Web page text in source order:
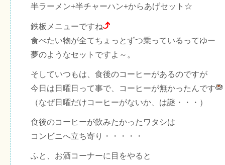
半ラーメン+半チャーハン+からあげセット☆
鉄板メニューですね
食べたい物が全てちょっとずつ乗っているってゆー
夢のようなセットですよ～。
そしていつもは、食後のコーヒーがあるのですが
今日は日曜日って事で、コーヒーが無かったんです
（なぜ日曜だけコーヒーがないか、は謎・・・）
食後のコーヒーが飲みたかったワタシは
コンビニへ立ち寄り・・・・・
ふと、お酒コーナーに目をやると